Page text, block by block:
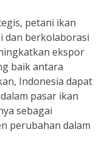
petani ikan
dan berkolaborasi
ekspor
baik antara
Indonesia dapat
pasar ikan
sebagai
perubahan dalam